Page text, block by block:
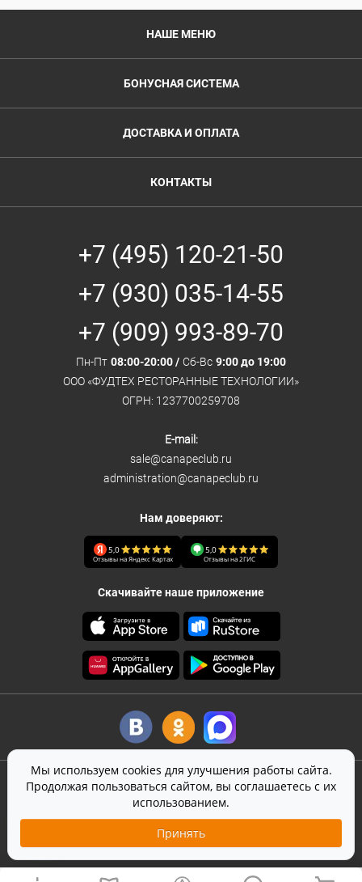
НАШЕ МЕНЮ
БОНУСНАЯ СИСТЕМА
ДОСТАВКА И ОПЛАТА
КОНТАКТЫ
+7 (495) 120-21-50
+7 (930) 035-14-55
+7 (909) 993-89-70
Пн-Пт 08:00-20:00 / Сб-Вс 9:00 до 19:00
ООО «ФУДТЕХ РЕСТОРАННЫЕ ТЕХНОЛОГИИ»
ОГРН: 1237700259708
E-mail:
sale@canapeclub.ru
administration@canapeclub.ru
Нам доверяют:
5,0
Отзывы на Яндекс Картах
5,0
Отзывы на 2ГИС
Скачивайте наше приложение
©2026 Canape Club- кейтерингв Москве
Оферта
Политика конфиденциальности
Согласие на обработку персональных данных
На сайте используетсяSmartCaptchaот Yandex
Мы используем cookies для улучшения работы сайта.
Продолжая пользоваться сайтом, вы соглашаетесь с их
использованием.
Принять